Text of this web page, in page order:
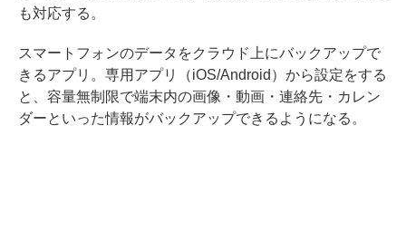
も対応する。
スマートフォンのデータをクラウド上にバックアップで
きるアプリ。専用アプリ（iOS/Android）から設定をする
と、容量無制限で端末内の画像・動画・連絡先・カレン
ダーといった情報がバックアップできるようになる。